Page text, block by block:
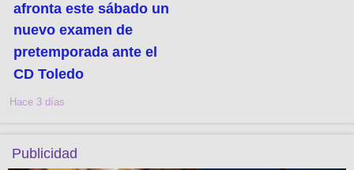
afronta este sábado un
nuevo examen de
pretemporada ante el
CD Toledo
Hace 3 días
Publicidad